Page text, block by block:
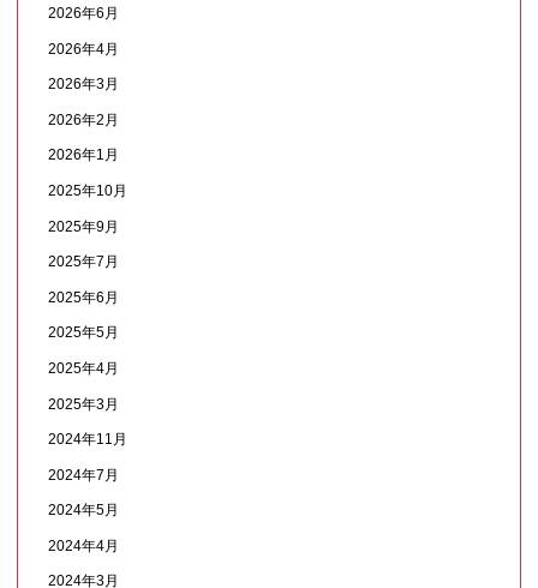
2026年6月
2026年4月
2026年3月
2026年2月
2026年1月
2025年10月
2025年9月
2025年7月
2025年6月
2025年5月
2025年4月
2025年3月
2024年11月
2024年7月
2024年5月
2024年4月
2024年3月